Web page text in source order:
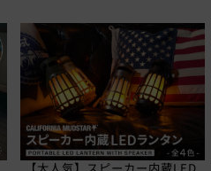
【大人気】スピーカー内蔵LED